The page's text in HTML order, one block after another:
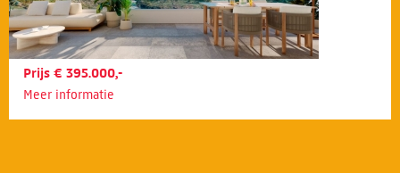
Prijs € 395.000,-
Meer informatie